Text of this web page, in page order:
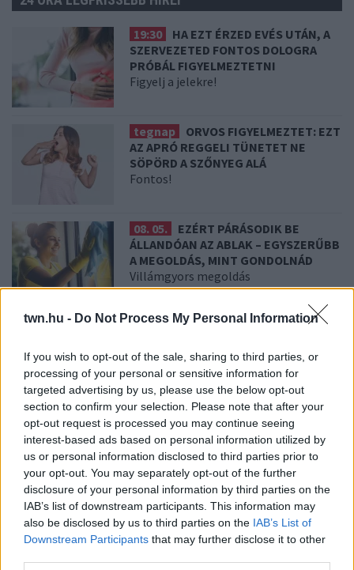
twn.hu - Do Not Process My Personal Information
If you wish to opt-out of the sale, sharing to third parties, or
processing of your personal or sensitive information for
targeted advertising by us, please use the below opt-out
section to confirm your selection. Please note that after your
opt-out request is processed you may continue seeing
interest-based ads based on personal information utilized by
us or personal information disclosed to third parties prior to
your opt-out. You may separately opt-out of the further
disclosure of your personal information by third parties on the
IAB’s list of downstream participants. This information may
also be disclosed by us to third parties on the IAB’s List of
Downstream Participants that may further disclose it to other
19:30
HA EZT ÉRZED EVÉS UTÁN, A
SZERVEZETED FONTOS DOLOGRA
PRÓBÁL FIGYELMEZTETNI
Figyelj a jelekre!
tegnap
ORVOS FIGYELMEZTET: EZT
AZ APRÓ REGGELI TÜNETET NE
SÖPÖRD A SZŐNYEG ALÁ
Fontos!
08. 05.
EZÉRT PÁRÁSODIK BE
ÁLLANDÓAN AZ ABLAK – EGYSZERŰBB
A MEGOLDÁS, MINT GONDOLNÁD
Villámgyors megoldás
08. 04.
NEM ECETTEL ÉS NEM
ÚJRA CSILLOGÓ A VÍZKÖVES CSAP
A legjobb trükk
08. 03.
HA MINDIG EZT A MONDATOT HASZNÁLOD, AZ
RENDKÍVÜL MAGAS ÉRZELMI INTELLIGENCIÁRA UTALHAT
Te szoktad?
08. 02.
SOKAN ROSSZUL TÁROLJÁK A GYÓGYSZEREIKET –
EMIATT CSÖKKENHET A HATÁSUK
Érdemes odafigyelni rá